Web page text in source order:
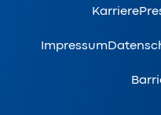
Karriere
Impressum